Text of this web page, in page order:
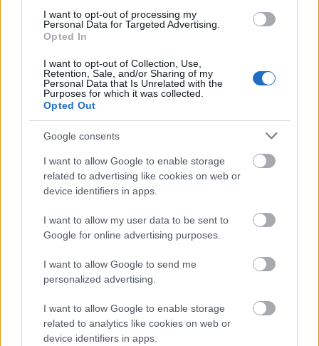
I want to opt-out of processing my
Personal Data for Targeted Advertising.
Opted In
I want to opt-out of Collection, Use,
Retention, Sale, and/or Sharing of my
Personal Data that Is Unrelated with the
Purposes for which it was collected.
Opted Out
Google consents
I want to allow Google to enable storage
related to advertising like cookies on web or
device identifiers in apps.
I want to allow my user data to be sent to
Google for online advertising purposes.
I want to allow Google to send me
personalized advertising.
I want to allow Google to enable storage
related to analytics like cookies on web or
device identifiers in apps.